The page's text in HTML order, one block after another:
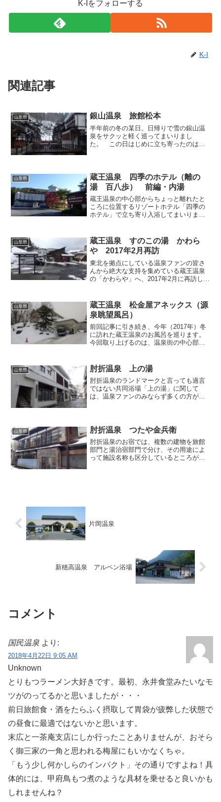
K-Iをフォローする
K-I
関連記事
山形県 銀山温泉 旅館松本
半年前の冬の某日。日帰りで雪の銀山温
泉をサクッと軽く巡ってまいりまし
た。 この日はじめに立ち寄ったのは
たぬ佇まいですが、表に「御入浴...
山形県
蔵王温泉 四季のホテル（離の
湯 百八歩） 前編・内湯
蔵王温泉の中心部からちょっと離れたと
ころに位置するリゾートホテル「四季の
ホテル」で立ち寄り入浴してまいりまし
引かれておらず真湯のみであるため…
こちらで温泉に入りたけれ...
山形県
蔵王温泉 すのこの湯 かわら
や 2017年2月再訪
東北を拠点にしている温泉ファンの皆さ
んから絶大な支持を集めている蔵王温泉
の「かわらや」へ、2017年2月に再訪しま
ます（以前に取り上げた際の記事（2012
年2月24...
山形県
蔵王温泉 松金屋アネックス（源
泉眺望風呂）
前回記事に引き続き、今年（2017年）冬
に訪れた蔵王温泉のお風呂を巡ります。
今回取り上げるのは、温泉街の中心部か
アネックス」です。日帰り入浴で伺いま
した。蔵王温泉の多...
山形県 肘折温泉 上の湯
肘折温泉のランドマークと言っても過言
ではない共同浴場「上の湯」に関して
は、温泉ファンのみならず多くの方がネ
ところで何の価値もありませ...
山形県 肘折温泉 つたや金兵衛
肘折温泉のお宿では、複数の建物を旅館
部門と湯治宿部門で分け、その用途によ
って施設名称も区分しているところがあ
片岡温泉
新穂高温泉 アルペン浴場
コメント
国民温泉 より:
2018年4月22日 9:05 AM
Unknown
とりもつラーメン大好きです。最初、永井食堂みたいなモ
ツがのってるかと思いましたが・・・
前日旅館食・酒をたらふく摂取して胃袋が疲弊した状態で
の昼食に最適ではないかと思います。
末広と一茶庵支店にしか行ったことありませんが、おそら
く御三家の一角と思われる梅屋にもいかなくちゃ。
「もう少し何かしらのインパクト」その通りですよね！具
体的には、甲府鳥もつ煮のような具材を乗せると良いかも
しれませんね？